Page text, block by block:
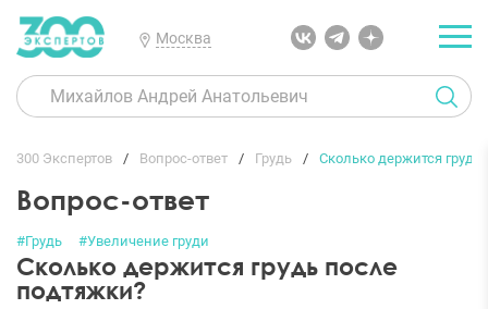
Москва
300 Экспертов Вопрос-ответ Грудь Сколько держится
Вопрос-ответ
#Грудь #Увеличение груди
Сколько держится грудь после
подтяжки?